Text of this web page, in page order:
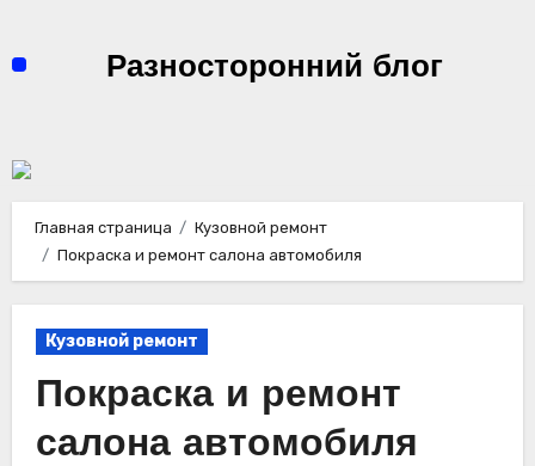
содержимомуРазносторонний блог
Главная страница
Кузовной ремонт
Покраска и ремонт салона автомобиля
Кузовной ремонт
Покраска и ремонт
салона автомобиля